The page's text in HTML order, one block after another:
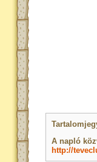
A napló
http://